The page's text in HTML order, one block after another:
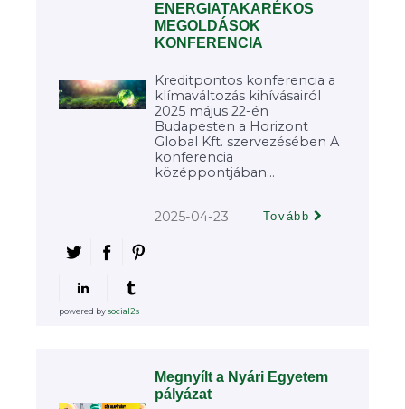
ENERGIATAKARÉKOS
MEGOLDÁSOK
KONFERENCIA
Kreditpontos konferencia a
klímaváltozás kihívásairól
2025 május 22-én
Budapesten a Horizont
Global Kft. szervezésében A
konferencia
középpontjában...
2025-04-23 Tovább
powered bysocial2s
Megnyílt a Nyári Egyetem
pályázat